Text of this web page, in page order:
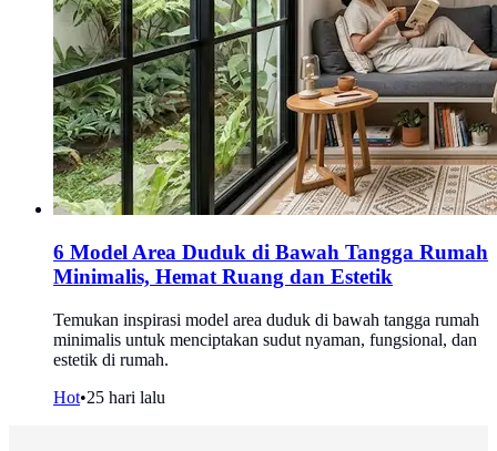
6 Model Area Duduk di Bawah Tangga Rumah
Minimalis, Hemat Ruang dan Estetik
Temukan inspirasi model area duduk di bawah tangga rumah
minimalis untuk menciptakan sudut nyaman, fungsional, dan
estetik di rumah.
Hot•25 hari lalu